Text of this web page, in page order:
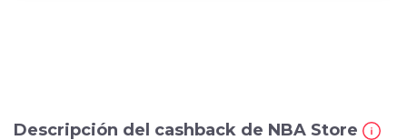
Descripción del cashback de NBA Store